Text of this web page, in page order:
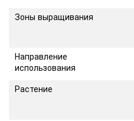
Зоны выращивания
Направление
использования
Растение